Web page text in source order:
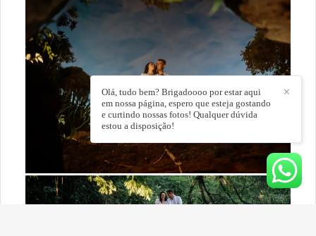
✕
Olá, tudo bem? Brigadoooo por estar aqui
em nossa página, espero que esteja gostando
e curtindo nossas fotos! Qualquer dúvida
estou a disposição!